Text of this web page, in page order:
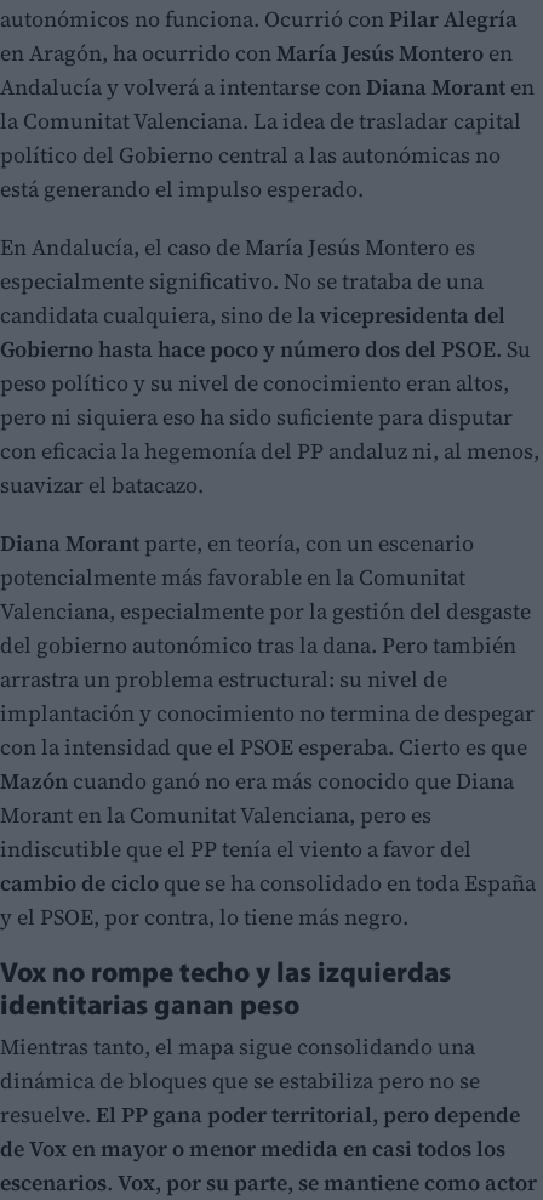
autonómicos no funciona. Ocurrió con Pilar Alegría
en Aragón, ha ocurrido conMaría Jesús Montero en
Andalucía y volverá a intentarse con Diana Morant en
la Comunitat Valenciana. La idea de trasladar capital
político del Gobierno central a las autonómicas no
está generando el impulso esperado.
En Andalucía, el caso de María Jesús Montero es
especialmente significativo. No se trataba de una
candidata cualquiera, sino de lavicepresidenta del
Gobierno hasta hace poco y número dos del PSOE. Su
peso político y su nivel de conocimiento eran altos,
pero ni siquiera eso ha sido suficiente para disputar
con eficacia la hegemonía del PP andaluz ni, al menos,
suavizar el batacazo.
Diana Morant parte, en teoría, con un escenario
potencialmente más favorable en la Comunitat
Valenciana, especialmente por la gestión del desgaste
del gobierno autonómico tras la dana. Pero también
arrastra un problema estructural: su nivel de
implantación y conocimiento no termina de despegar
con la intensidad que el PSOE esperaba. Cierto es que
Mazón cuando ganó no era más conocido que Diana
Morant en la Comunitat Valenciana, pero es
indiscutible que el PP tenía el viento a favor del
cambio de ciclo que se ha consolidado en toda España
y el PSOE, por contra, lo tiene más negro.
Vox no rompe techo y las izquierdas
identitarias ganan peso
Mientras tanto, el mapa sigue consolidando una
dinámica de bloques que se estabiliza pero no se
resuelve. El PP gana poder territorial, pero depende
de Vox en mayor o menor medida en casi todos los
escenarios. Vox, por su parte, se mantiene como actor